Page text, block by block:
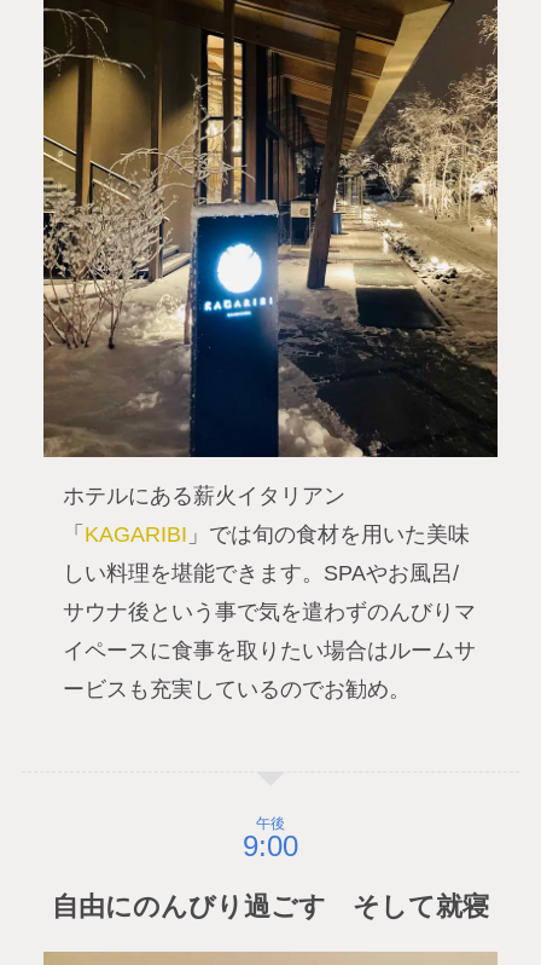
ホテルにある薪火イタリアン
「 KAGARIBI 」では旬の食材を用いた美味
しい料理を堪能できます。SPAやお風呂/
サウナ後という事で気を遣わずのんびりマ
イペースに食事を取りたい場合はルームサ
ービスも充実しているのでお勧め。
午後
自由にのんびり過ごす そして就寝